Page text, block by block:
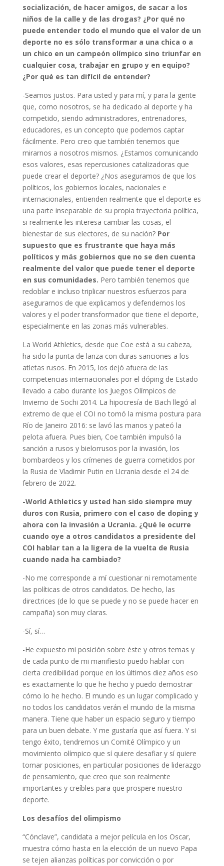
socialización, de hacer amigos, de sacar a los
niños de la calle y de las drogas? ¿Por qué no
puede entender todo el mundo que el valor de un
deporte no es sólo transformar a una chica o a
un chico en un campeón olímpico sino triunfar en
cualquier cosa, trabajar en grupo y en equipo?
¿Por qué es tan difícil de entender?
-Seamos justos. Para usted y para mí, y para la gente
que, como nosotros, se ha dedicado al deporte y ha
competido, siendo administradores, entrenadores,
educadores, es un concepto que podemos captar
fácilmente. Pero creo que también tenemos que
mirarnos a nosotros mismos. ¿Estamos comunicando
esos valores, esas repercusiones catalizadoras que
puede crear el deporte? ¿Nos aseguramos de que los
políticos, los gobiernos locales, nacionales e
internacionales, entienden realmente que el deporte es
una parte inseparable de su propia trayectoria política,
si realmente les interesa cambiar las cosas, el
bienestar de sus electores, de su nación? Por
supuesto que es frustrante que haya más
políticos y más gobiernos que no se den cuenta
realmente del valor que puede tener el deporte
en sus comunidades. Pero también tenemos que
redoblar e incluso triplicar nuestros esfuerzos para
asegurarnos de que explicamos y defendemos los
valores y el poder transformador que tiene el deporte,
especialmente en las zonas más vulnerables.
La World Athletics, desde que Coe está a su cabeza,
ha sido la punta de lanza con duras sanciones a los
atletas rusos. En 2015, los dejó afuera de las
competencias internacionales por el dóping de Estado
llevado a cabo durante los Juegos Olímpicos de
Invierno de Sochi 2014. La hipocresía de Bach llegó al
extremo de que el COI no tomó la misma postura para
Río de Janeiro 2016: se lavó las manos y pateó la
pelota afuera. Pues bien, Coe también impulsó la
sanción a rusos y bielorrusos por la invasión, los
bombardeos y los crímenes de guerra cometidos por
la Rusia de Vladimir Putin en Ucrania desde el 24 de
febrero de 2022.
-World Athletics y usted han sido siempre muy
duros con Rusia, primero con el caso de doping y
ahora con la invasión a Ucrania. ¿Qué le ocurre
cuando oye a otros candidatos a presidente del
COI hablar tan a la ligera de la vuelta de Rusia
cuando nada ha cambiado?
-No me corresponde a mí cuestionar ni remotamente
las políticas de otros candidatos. De hecho, las
directrices (de lo que se puede y no se puede hacer en
campaña) son muy claras.
-Sí, sí…
-He expuesto mi posición sobre éste y otros temas y
de cada punto de mi manifiesto puedo hablar con
cierta credibilidad porque en los últimos diez años eso
es exactamente lo que he hecho y puedo demostrar
cómo lo he hecho. El mundo es un lugar complicado y
no todos los candidatos verán el mundo de la misma
manera. Tiene que haber un espacio seguro y tiempo
para un buen debate. Y me gustaría que así fuera. Y si
tengo éxito, tendremos un Comité Olímpico y un
movimiento olímpico que sí quiere desafiar y sí quiere
tomar posiciones, en particular posiciones de liderazgo
de pensamiento, que creo que son realmente
importantes y creíbles para que prospere nuestro
deporte.
Los desafíos del olimpismo
“Cónclave”, candidata a mejor película en los Oscar,
muestra cómo hasta en la elección de un nuevo Papa
se tejen alianzas políticas por convicción o por